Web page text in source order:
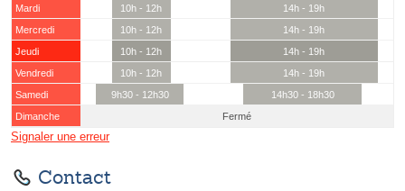
Mardi
10h - 12h
14h - 19h
Mercredi
10h - 12h
14h - 19h
Jeudi
10h - 12h
14h - 19h
Vendredi
10h - 12h
14h - 19h
Samedi
9h30 - 12h30
14h30 - 18h30
Dimanche
Fermé
Signaler une erreur
Contact